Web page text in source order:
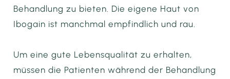
Behandlung zu bieten. Die eigene Haut von
Ibogain ist manchmal empfindlich und rau.
Um eine gute Lebensqualität zu erhalten,
müssen die Patienten während der Behandlung